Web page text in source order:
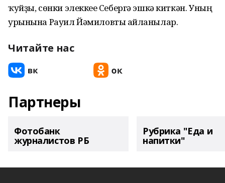
ҡуйҙы, сөнки элеккеһе Себергә эшкә киткән. Уның
урынына Рауил Йәмиловты һайланылар.
Читайте нас
Партнеры
Фотобанк
журналистов РБ
Рубрика "Еда и
напитки"